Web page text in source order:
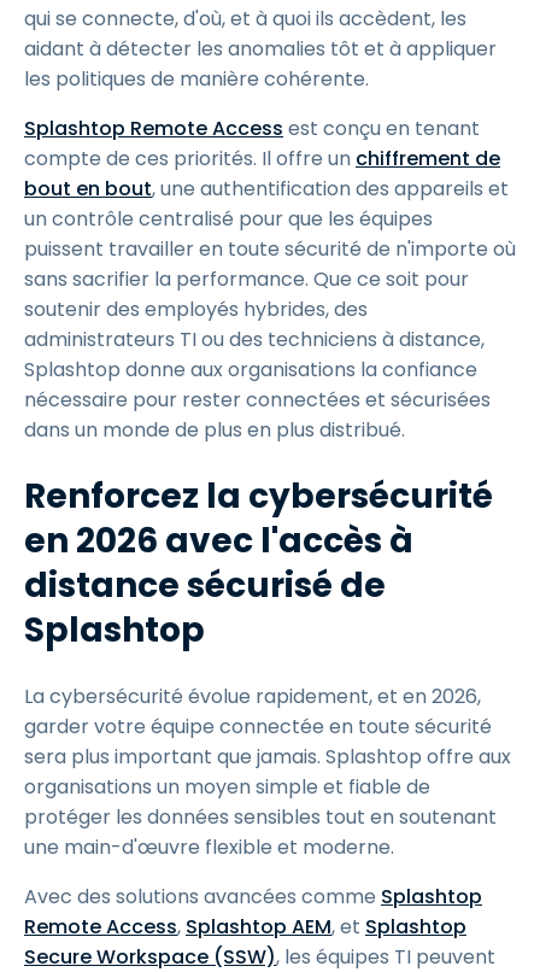
qui se connecte, d'où, et à quoi ils accèdent, les
aidant à détecter les anomalies tôt et à appliquer
les politiques de manière cohérente.
Splashtop Remote Access est conçu en tenant
compte de ces priorités. Il offre un chiffrement de
bout en bout, une authentification des appareils et
un contrôle centralisé pour que les équipes
puissent travailler en toute sécurité de n'importe où
sans sacrifier la performance. Que ce soit pour
soutenir des employés hybrides, des
administrateurs TI ou des techniciens à distance,
Splashtop donne aux organisations la confiance
nécessaire pour rester connectées et sécurisées
dans un monde de plus en plus distribué.
Renforcez la cybersécurité
en 2026 avec l'accès à
distance sécurisé de
Splashtop
La cybersécurité évolue rapidement, et en 2026,
garder votre équipe connectée en toute sécurité
sera plus important que jamais. Splashtop offre aux
organisations un moyen simple et fiable de
protéger les données sensibles tout en soutenant
une main-d'œuvre flexible et moderne.
Avec des solutions avancées comme Splashtop
Remote Access, Splashtop AEM, et Splashtop
Secure Workspace (SSW), les équipes TI peuvent